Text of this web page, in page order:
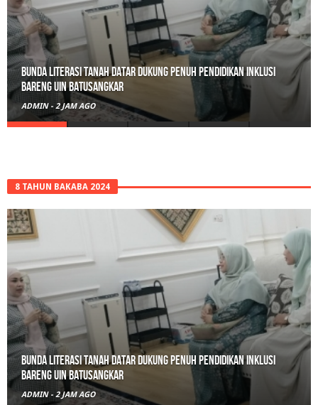
Belajar Hari Ini, Bertumbuh Untuk Esok: Langkah Kecil Tanah
Datar Menuju Masa Depan Digital
ADMIN - 15 JAM AGO
8 TAHUN BAKABA 2024
Belajar Hari Ini, Bertumbuh Untuk Esok: Langkah Kecil Tanah
Datar Menuju Masa Depan Digital
ADMIN - 15 JAM AGO